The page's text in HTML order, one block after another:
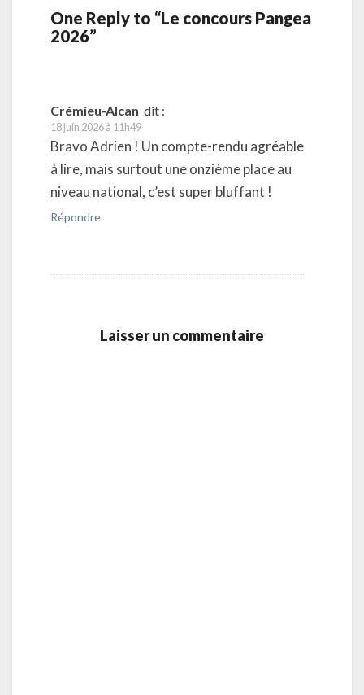
One Reply to “Le concours Pangea
2026”
Crémieu-Alcan dit :
18 juin 2026 à 11h49
Bravo Adrien ! Un compte-rendu agréable
à lire, mais surtout une onzième place au
niveau national, c’est super bluffant !
Répondre
Laisser un commentaire